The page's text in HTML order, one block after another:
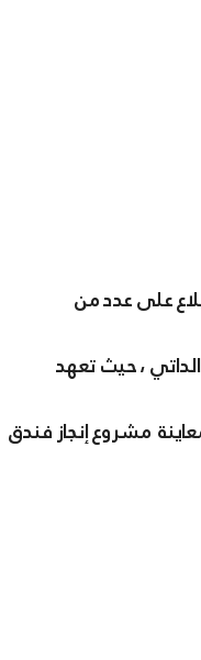
، حيث تعهد
مشروع إنجاز فندق